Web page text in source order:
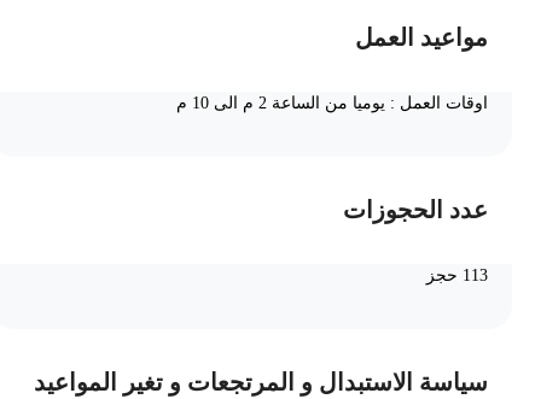
مواعيد العمل
اوقات العمل : يوميا من الساعة 2 م الى 10 م
عدد الحجوزات
سياسة الاستبدال و المرتجعات و تغير المواعيد